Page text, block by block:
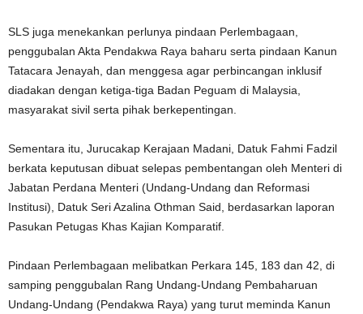
SLS juga menekankan perlunya pindaan Perlembagaan,
penggubalan Akta Pendakwa Raya baharu serta pindaan Kanun
Tatacara Jenayah, dan menggesa agar perbincangan inklusif
diadakan dengan ketiga-tiga Badan Peguam di Malaysia,
masyarakat sivil serta pihak berkepentingan.
Sementara itu, Jurucakap Kerajaan Madani, Datuk Fahmi Fadzil
berkata keputusan dibuat selepas pembentangan oleh Menteri di
Jabatan Perdana Menteri (Undang-Undang dan Reformasi
Institusi), Datuk Seri Azalina Othman Said, berdasarkan laporan
Pasukan Petugas Khas Kajian Komparatif.
Pindaan Perlembagaan melibatkan Perkara 145, 183 dan 42, di
samping penggubalan Rang Undang-Undang Pembaharuan
Undang-Undang (Pendakwa Raya) yang turut meminda Kanun